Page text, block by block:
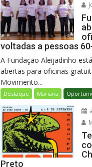
voltadas a pessoas
A Fundação Aleijadinho
abertas para oficinas
Movimento...
Destaque Mariana
Preto